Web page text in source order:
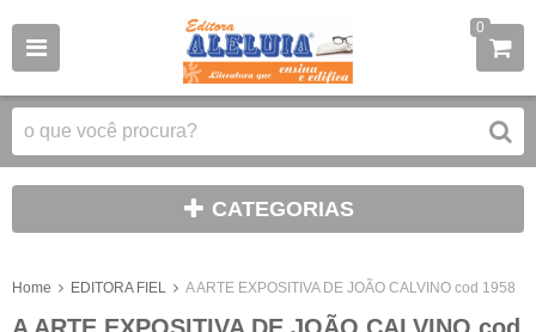
0
CATEGORIAS
Home EDITORA FIEL A ARTE EXPOSITIVA DE JOÃO CALVINO cod 1958